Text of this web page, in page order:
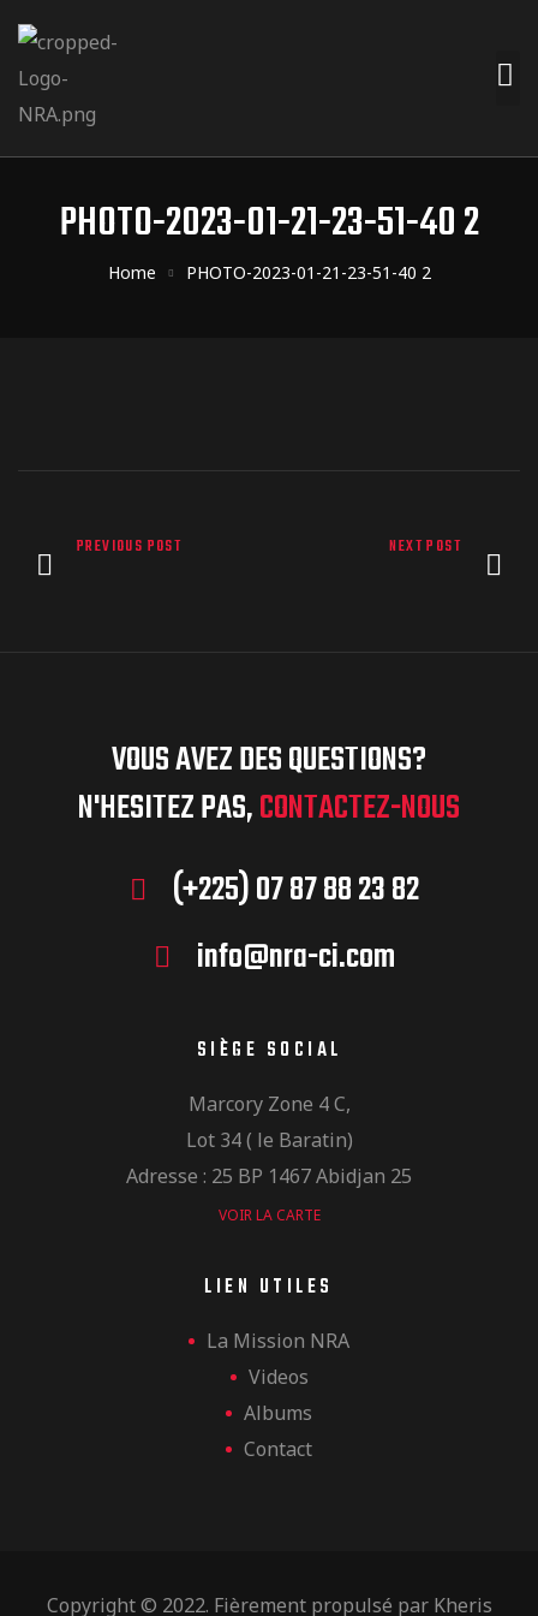
PHOTO-2023-01-21-23-51-40 2
Home PHOTO-2023-01-21-23-51-40 2
PREVIOUS POST NEXT POST
VOUS AVEZ DES QUESTIONS?
N'HESITEZ PAS,CONTACTEZ-NOUS
(+225) 07 87 88 23 82
info@nra-ci.com
SIÈGE SOCIAL
Marcory Zone 4 C,
Lot 34 ( le Baratin)
Adresse : 25 BP 1467 Abidjan 25
VOIR LA CARTE
LIEN UTILES
La Mission NRA
Videos
Albums
Contact
Copyright © 2022. Fièrement propulsé par Kheris